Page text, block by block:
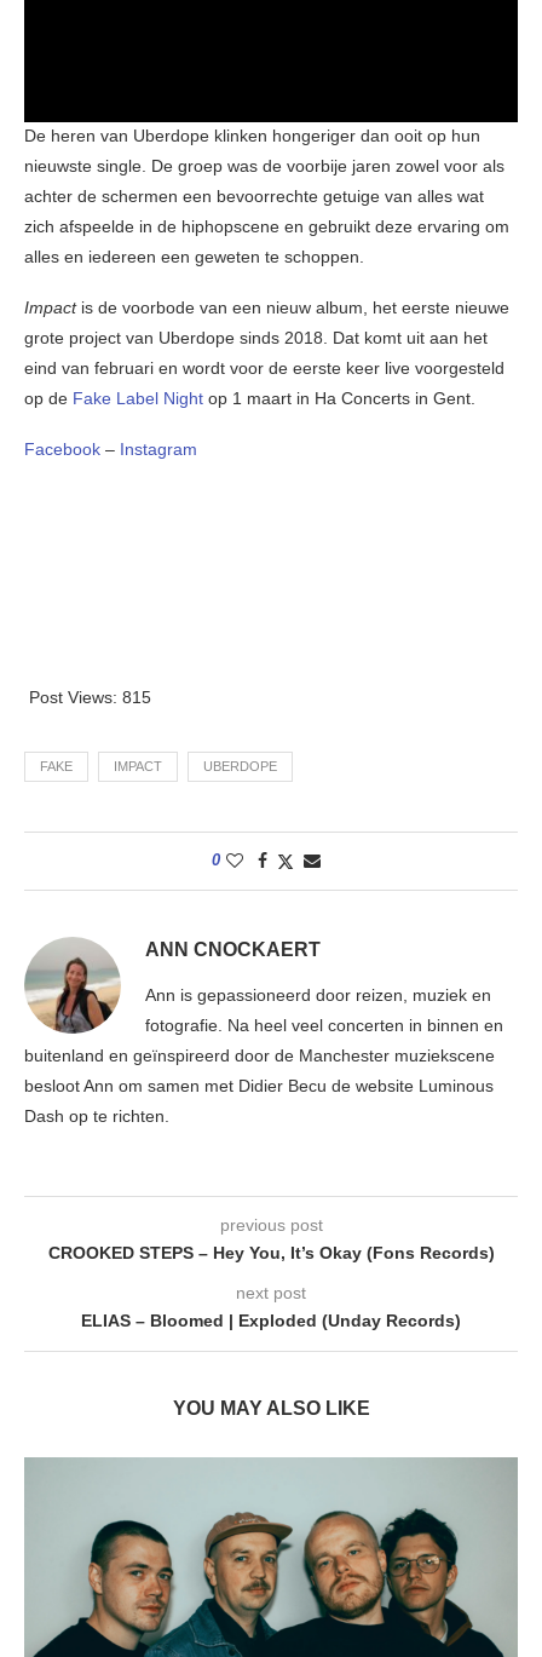
De heren van Uberdope klinken hongeriger dan ooit op hun
nieuwste single. De groep was de voorbije jaren zowel voor als
achter de schermen een bevoorrechte getuige van alles wat
zich afspeelde in de hiphopscene en gebruikt deze ervaring om
alles en iedereen een geweten te schoppen.
Impactis de voorbode van een nieuw album, het eerste nieuwe
grote project van Uberdope sinds 2018. Dat komt uit aan het
eind van februari en wordt voor de eerste keer live voorgesteld
op de Fake Label Night op 1 maart in Ha Concerts in Gent.
Facebook – Instagram
Post Views: 815
FAKE IMPACT UBERDOPE
0
ANN CNOCKAERT
Ann is gepassioneerd door reizen, muziek en
fotografie. Na heel veel concerten in binnen en
buitenland en geïnspireerd door de Manchester muziekscene
besloot Ann om samen met Didier Becu de website Luminous
Dash op te richten.
previous post
CROOKED STEPS – Hey You, It’s Okay (Fons Records)
next post
ELIAS – Bloomed | Exploded (Unday Records)
YOU MAY ALSO LIKE